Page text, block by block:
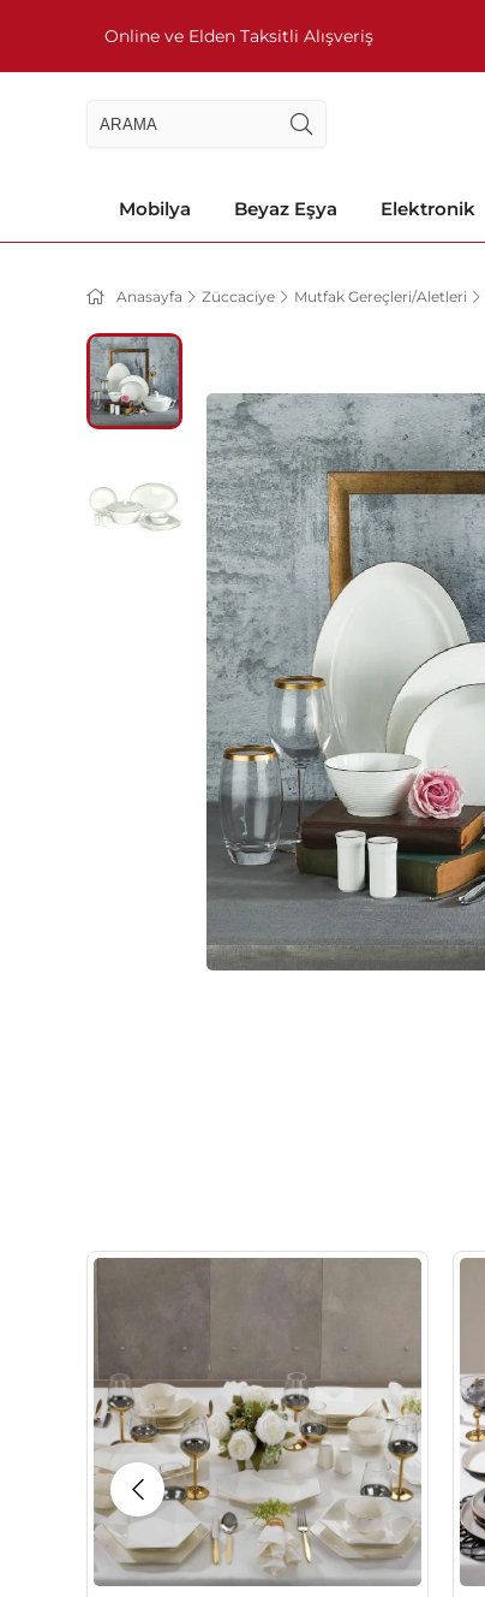
Online ve Elden Taksitli Alışveriş
Mobilya Beyaz Eşya Elektronik
Anasayfa Züccaciye Mutfak Gereçleri/Aletleri